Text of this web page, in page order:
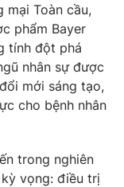
mại Toàn cầu,
phẩm Bayer
tính đột phá
nhân sự được
mới sáng tạo,
cho bệnh nhân
trong nghiên
vọng: điều trị